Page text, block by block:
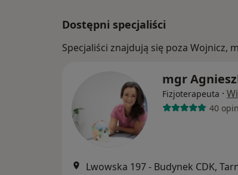
Dostępni specjaliści
Specjaliści znajdują się poza Wojnicz,
mgr
Fizjoterapeuta ·
40
Lwowska 197 - Budynek CDK,